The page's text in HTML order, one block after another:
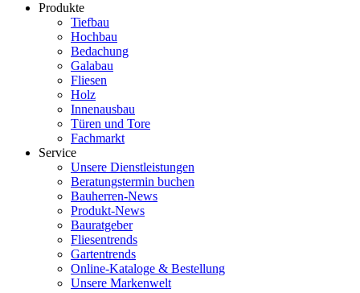
Produkte
Tiefbau
Hochbau
Bedachung
Galabau
Fliesen
Holz
Innenausbau
Türen und Tore
Fachmarkt
Service
Unsere Dienstleistungen
Beratungstermin buchen
Bauherren-News
Produkt-News
Bauratgeber
Fliesentrends
Gartentrends
Online-Kataloge & Bestellung
Unsere Markenwelt